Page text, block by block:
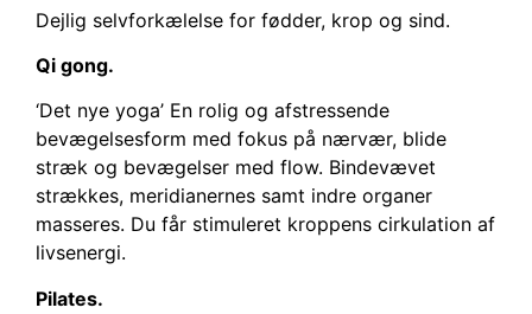
Dejlig selvforkælelse for fødder, krop og sind.
Qi gong.
‘Det nye yoga’ En rolig og afstressende
bevægelsesform med fokus på nærvær, blide
stræk og bevægelser med flow. Bindevævet
strækkes, meridianernes samt indre organer
masseres. Du får stimuleret kroppens cirkulation af
livsenergi.
Pilates.